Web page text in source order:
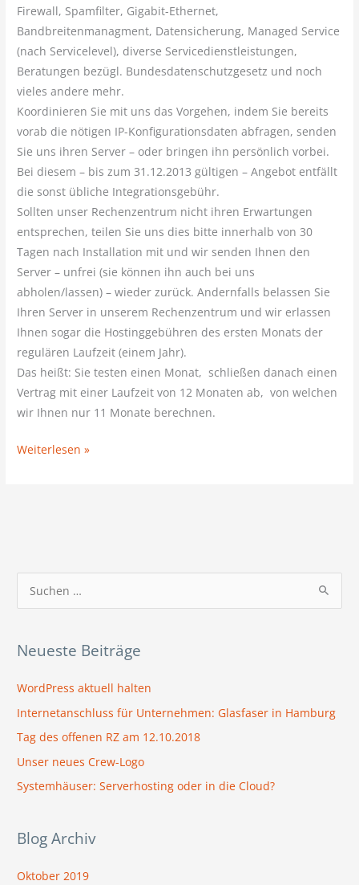
Firewall, Spamfilter, Gigabit-Ethernet,
Bandbreitenmanagment, Datensicherung, Managed Service
(nach Servicelevel), diverse Servicedienstleistungen,
Beratungen bezügl. Bundesdatenschutzgesetz und noch
vieles andere mehr.
Koordinieren Sie mit uns das Vorgehen, indem Sie bereits
vorab die nötigen IP-Konfigurationsdaten abfragen, senden
Sie uns ihren Server – oder bringen ihn persönlich vorbei.
Bei diesem – bis zum 31.12.2013 gültigen – Angebot entfällt
die sonst übliche Integrationsgebühr.
Sollten unser Rechenzentrum nicht ihren Erwartungen
entsprechen, teilen Sie uns dies bitte innerhalb von 30
Tagen nach Installation mit und wir senden Ihnen den
Server – unfrei (sie können ihn auch bei uns
abholen/lassen) – wieder zurück. Andernfalls belassen Sie
Ihren Server in unserem Rechenzentrum und wir erlassen
Ihnen sogar die Hostinggebühren des ersten Monats der
regulären Laufzeit (einem Jahr).
Das heißt: Sie testen einen Monat, schließen danach einen
Vertrag mit einer Laufzeit von 12 Monaten ab, von welchen
wir Ihnen nur 11 Monate berechnen.
Weiterlesen »
h
a
c
h
Neueste Beiträge
WordPress aktuell halten
Internetanschluss für Unternehmen: Glasfaser in Hamburg
Tag des offenen RZ am 12.10.2018
Unser neues Crew-Logo
Systemhäuser: Serverhosting oder in die Cloud?
Blog Archiv
Oktober 2019